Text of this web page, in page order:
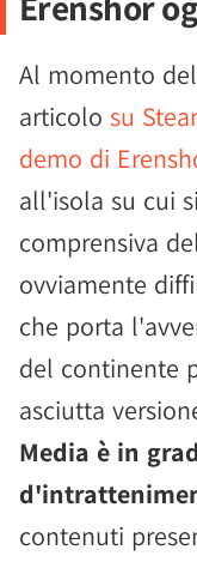
Al momento
articolo su
demo di
all'isola su cui
comprensiva
ovviamente
che porta
del continente
asciutta
Media è in
contenuti